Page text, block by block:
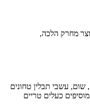
מחרק הלכה,
שום, עשבי תבלין טחונים
כעלים טריים